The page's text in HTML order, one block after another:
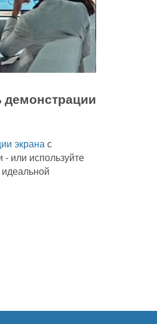
демонстрации
экранас
- или используйте